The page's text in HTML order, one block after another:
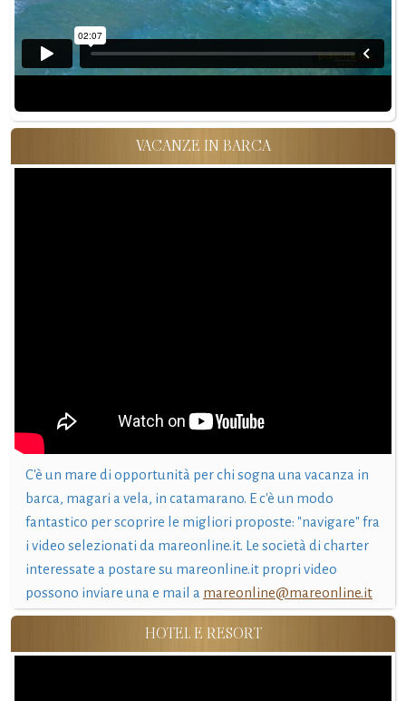
VACANZE IN BARCA
C'è un mare di opportunità per chi sogna una vacanza in
barca, magari a vela, in catamarano. E c'è un modo
fantastico per scoprire le migliori proposte: "navigare" fra
i video selezionati da mareonline.it. Le società di charter
interessate a postare su mareonline.it propri video
possono inviare una e mail a mareonline@mareonline.it
HOTEL E RESORT